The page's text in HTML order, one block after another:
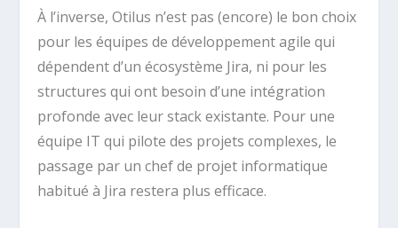
À l’inverse, Otilus n’est pas (encore) le bon choix
pour les équipes de développement agile qui
dépendent d’un écosystème Jira, ni pour les
structures qui ont besoin d’une intégration
profonde avec leur stack existante. Pour une
équipe IT qui pilote des projets complexes, le
passage par un chef de projet informatique
habitué à Jira restera plus efficace.